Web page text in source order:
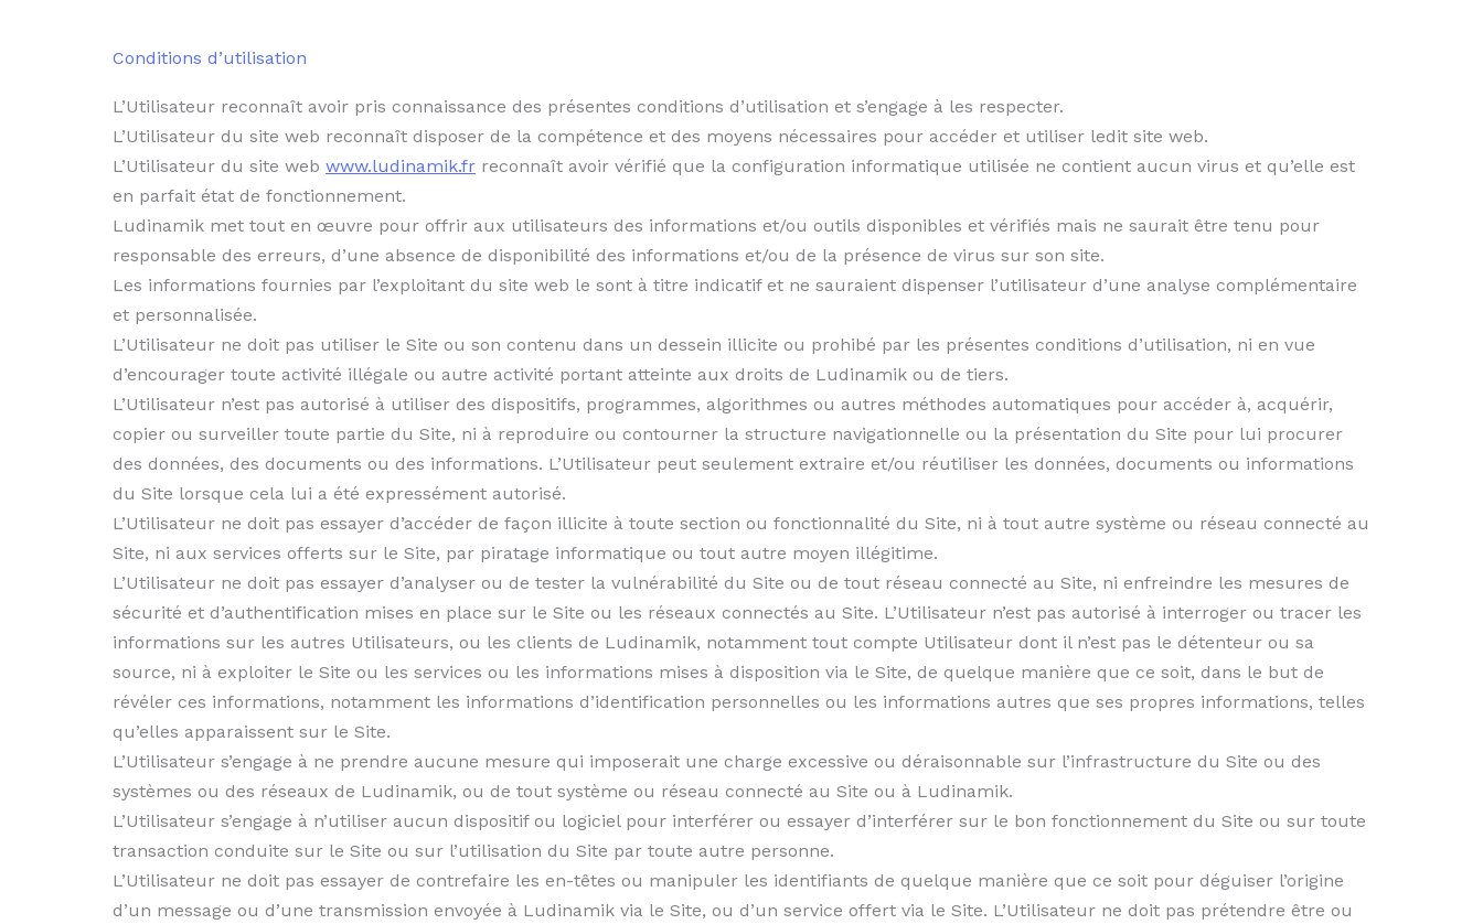
Conditions d’utilisation
L’Utilisateur reconnaît avoir pris connaissance des présentes conditions d’utilisation et s’engage à les respecter.
L’Utilisateur du site web reconnaît disposer de la compétence et des moyens nécessaires pour accéder et utiliser ledit site web.
L’Utilisateur du site web www.ludinamik.fr reconnaît avoir vérifié que la configuration informatique utilisée ne contient aucun virus et qu’elle est
en parfait état de fonctionnement.
Ludinamik met tout en œuvre pour offrir aux utilisateurs des informations et/ou outils disponibles et vérifiés mais ne saurait être tenu pour
responsable des erreurs, d’une absence de disponibilité des informations et/ou de la présence de virus sur son site.
Les informations fournies par l’exploitant du site web le sont à titre indicatif et ne sauraient dispenser l’utilisateur d’une analyse complémentaire
et personnalisée.
L’Utilisateur ne doit pas utiliser le Site ou son contenu dans un dessein illicite ou prohibé par les présentes conditions d’utilisation, ni en vue
d’encourager toute activité illégale ou autre activité portant atteinte aux droits de Ludinamik ou de tiers.
L’Utilisateur n’est pas autorisé à utiliser des dispositifs, programmes, algorithmes ou autres méthodes automatiques pour accéder à, acquérir,
copier ou surveiller toute partie du Site, ni à reproduire ou contourner la structure navigationnelle ou la présentation du Site pour lui procurer
des données, des documents ou des informations. L’Utilisateur peut seulement extraire et/ou réutiliser les données, documents ou informations
du Site lorsque cela lui a été expressément autorisé.
L’Utilisateur ne doit pas essayer d’accéder de façon illicite à toute section ou fonctionnalité du Site, ni à tout autre système ou réseau connecté au
Site, ni aux services offerts sur le Site, par piratage informatique ou tout autre moyen illégitime.
L’Utilisateur ne doit pas essayer d’analyser ou de tester la vulnérabilité du Site ou de tout réseau connecté au Site, ni enfreindre les mesures de
sécurité et d’authentification mises en place sur le Site ou les réseaux connectés au Site. L’Utilisateur n’est pas autorisé à interroger ou tracer les
informations sur les autres Utilisateurs, ou les clients de Ludinamik, notamment tout compte Utilisateur dont il n’est pas le détenteur ou sa
source, ni à exploiter le Site ou les services ou les informations mises à disposition via le Site, de quelque manière que ce soit, dans le but de
révéler ces informations, notamment les informations d’identification personnelles ou les informations autres que ses propres informations, telles
qu’elles apparaissent sur le Site.
L’Utilisateur s’engage à ne prendre aucune mesure qui imposerait une charge excessive ou déraisonnable sur l’infrastructure du Site ou des
systèmes ou des réseaux de Ludinamik, ou de tout système ou réseau connecté au Site ou à Ludinamik.
L’Utilisateur s’engage à n’utiliser aucun dispositif ou logiciel pour interférer ou essayer d’interférer sur le bon fonctionnement du Site ou sur toute
transaction conduite sur le Site ou sur l’utilisation du Site par toute autre personne.
L’Utilisateur ne doit pas essayer de contrefaire les en-têtes ou manipuler les identifiants de quelque manière que ce soit pour déguiser l’origine
d’un message ou d’une transmission envoyée à Ludinamik via le Site, ou d’un service offert via le Site. L’Utilisateur ne doit pas prétendre être ou